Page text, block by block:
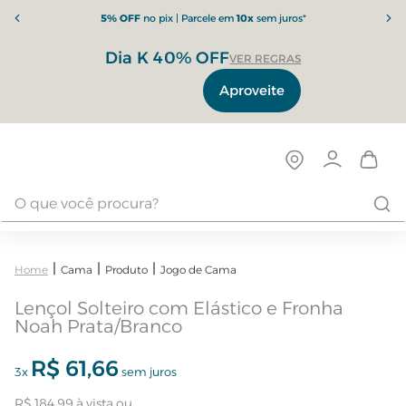
5% OFFno pix | Parcele em10xsem juros*
Dia K 40% OFFVER REGRAS
Aproveite
Cama Produto Jogo de Cama
Lençol Solteiro com Elástico e Fronha
Noah Prata/Branco
3x R$ 61,66 sem juros